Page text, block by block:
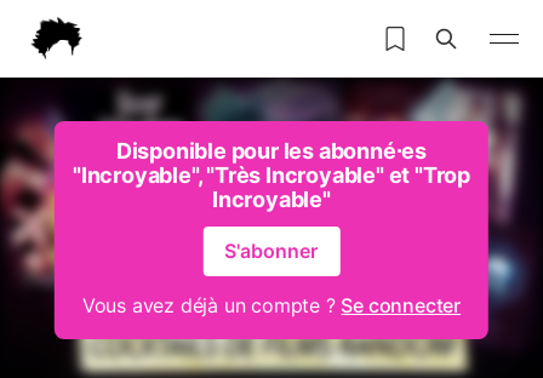
Disponible pour les abonné⸱es
"Incroyable", "Très Incroyable" et "Trop
Incroyable"
S'abonner
Vous avez déjà un compte ? Se connecter